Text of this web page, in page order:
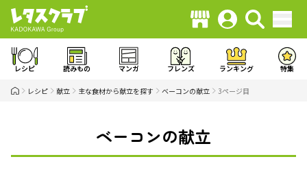
レシピ 読みもの マンガ フレンズ ランキング 特集
レシピ 献立 主な食材から献立を探す ベーコンの献立 3ページ目
ベーコンの献立